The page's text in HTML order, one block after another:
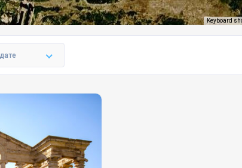
Keyboard